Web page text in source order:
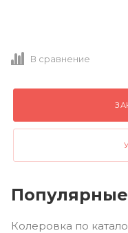
В сравнение
Колеровка по